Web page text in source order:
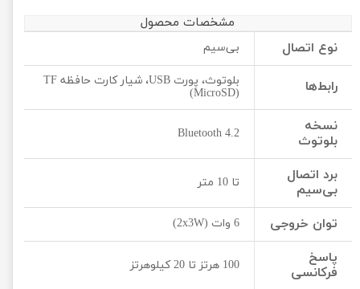
مشخصات محصول
نوع اتصال بی‌سیم
رابط‌ها
بلوتوث، پورت USB، شیار کارت حافظه TF
(MicroSD)
نسخه
بلوتوث
Bluetooth 4.2
برد اتصال
بی‌سیم
تا 10 متر
توان خروجی 6 وات (2x3W)
پاسخ
فرکانسی
100 هرتز تا 20 کیلوهرتز